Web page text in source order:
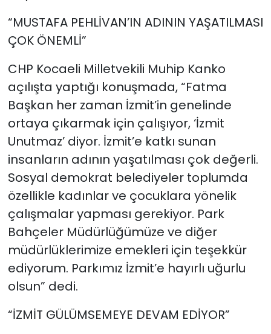
“MUSTAFA PEHLİVAN’IN ADININ YAŞATILMASI
ÇOK ÖNEMLİ”
CHP Kocaeli Milletvekili Muhip Kanko
açılışta yaptığı konuşmada, “Fatma
Başkan her zaman İzmit’in genelinde
ortaya çıkarmak için çalışıyor, ‘İzmit
Unutmaz’ diyor. İzmit’e katkı sunan
insanların adının yaşatılması çok değerli.
Sosyal demokrat belediyeler toplumda
özellikle kadınlar ve çocuklara yönelik
çalışmalar yapması gerekiyor. Park
Bahçeler Müdürlüğümüze ve diğer
müdürlüklerimize emekleri için teşekkür
ediyorum. Parkımız İzmit’e hayırlı uğurlu
olsun” dedi.
“İZMİT GÜLÜMSEMEYE DEVAM EDİYOR”